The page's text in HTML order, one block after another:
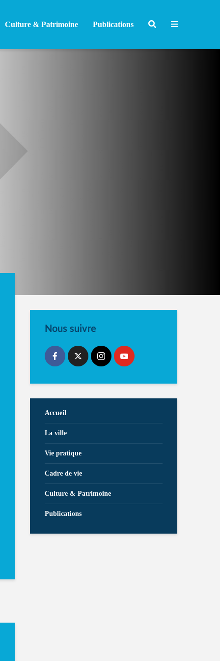
Culture & Patrimoine Publications
Nous suivre
Accueil
La ville
Vie pratique
Cadre de vie
Culture & Patrimoine
Publications